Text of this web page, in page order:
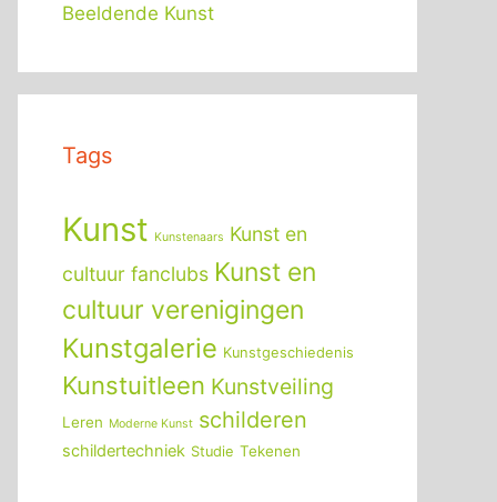
Beeldende Kunst
Tags
Kunst Kunstenaars Kunst en
cultuur fanclubs Kunst en
cultuur verenigingen
Kunstgalerie Kunstgeschiedenis
Kunstuitleen Kunstveiling
Leren Moderne Kunst schilderen
schildertechniek Studie Tekenen